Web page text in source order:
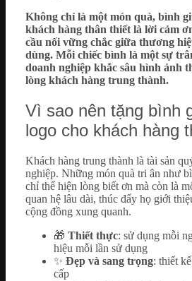
Không chỉ là một món quà, bình
khách hàng thân thiết là lời cảm
cầu nối vững chắc giữa thương
dùng. Mỗi chiếc bình là một sự
doanh nghiệp khắc sâu hình ảnh
lòng khách hàng trung thành.
Vì sao nên tặng bình
logo cho khách hàng
Khách hàng trung thành là tài sản
nghiệp. Những món quà tri ân như
chỉ thể hiện lòng biết ơn mà còn là
quan hệ lâu dài, thúc đẩy họ giới
cộng đồng xung quanh.
🎁 Thiết thực: sử dụng mỗi
hiệu mỗi lần sử dụng
✨ Đẹp và sang trọng: thiết
cấp